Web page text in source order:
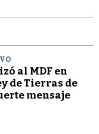
al MDF en
de Tierras de
mensaje